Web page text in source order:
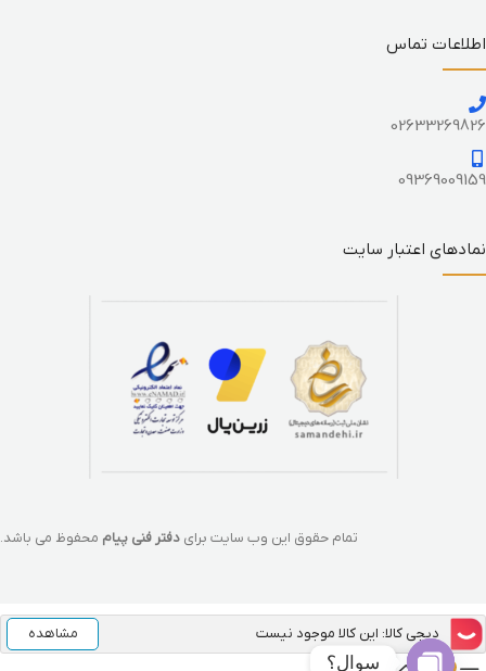
اطلاعات تماس
02633269826
09369009159
نمادهای اعتبار سایت
تمام حقوق این وب سایت برای دفتر فنی پیام محفوظ می باشد.
دیجی کالا: این کالا موجود نیست مشاهده
سوال؟